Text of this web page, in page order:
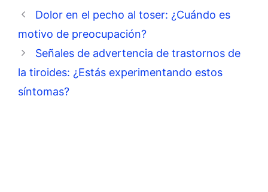
Dolor en el pecho al toser: ¿Cuándo es
motivo de preocupación?
Señales de advertencia de trastornos de
la tiroides: ¿Estás experimentando estos
síntomas?